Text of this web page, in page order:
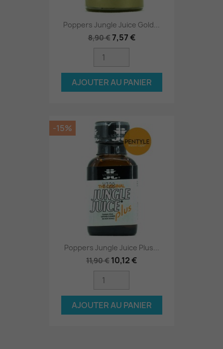
Poppers Jungle Juice Gold...
8,90 €7,57 €
AJOUTER AU PANIER
Poppers Jungle Juice Plus...
11,90 € 10,12 €
AJOUTER AU PANIER
-15%